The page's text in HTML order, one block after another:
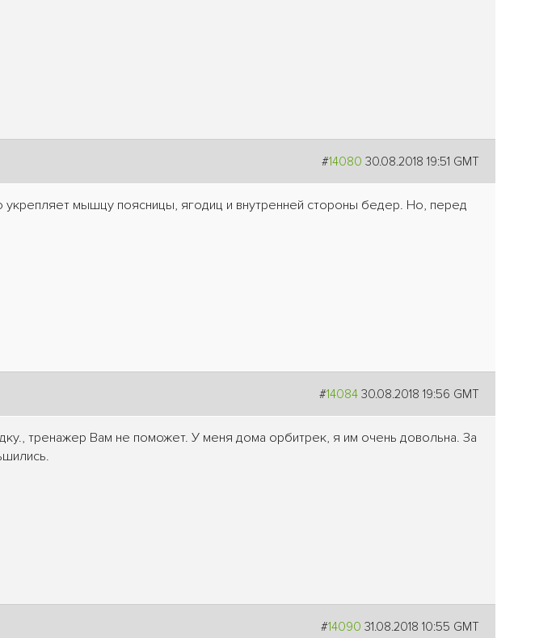
#14080 30.08.2018 19:51 GMT
мышцу поясницы, ягодиц и внутренней стороны бедер. Но, перед
#14084 30.08.2018 19:56 GMT
тренажер Вам не поможет. У меня дома орбитрек, я им очень довольна. За
#14090 31.08.2018 10:55 GMT